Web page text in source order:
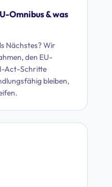
Omnibus & was
Nächstes? Wir
den EU-
Act-Schritte
bleiben,